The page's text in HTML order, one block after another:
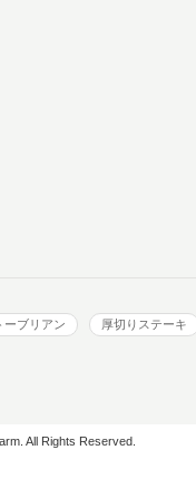
ーブリアン 厚切りステーキ
All Rights Reserved.